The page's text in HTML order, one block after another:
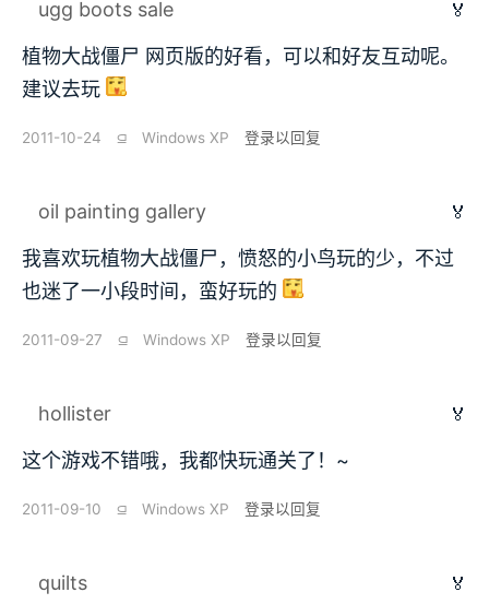
ugg boots sale 🏅
植物大战僵尸 网页版的好看，可以和好友互动呢。
建议去玩
2011-10-24 ⫑ Windows XP 登录以回复
oil painting gallery 🏅
我喜欢玩植物大战僵尸，愤怒的小鸟玩的少，不过
也迷了一小段时间，蛮好玩的
2011-09-27 ⫑ Windows XP 登录以回复
hollister 🏅
这个游戏不错哦，我都快玩通关了！~
2011-09-10 ⫑ Windows XP 登录以回复
quilts 🏅